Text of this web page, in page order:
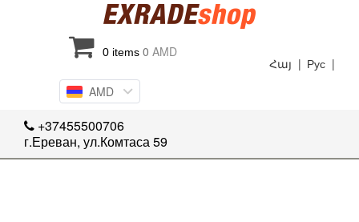
0 items 0 AMD
Рус |
Հայ |
AMD
+37455500706
г.Ереван, ул.Комтаса 59